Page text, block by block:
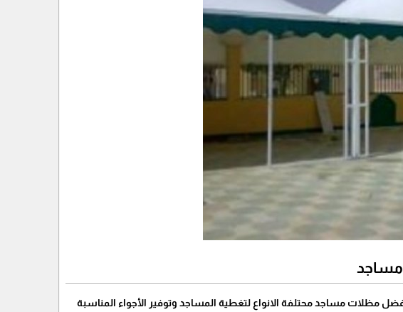
مظلات مساجد محتلفة الانواع لتغطية المساجد وتوفير الأجواء المناسبة